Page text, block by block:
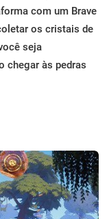
com um Brave
os cristais de
seja
chegar às pedras